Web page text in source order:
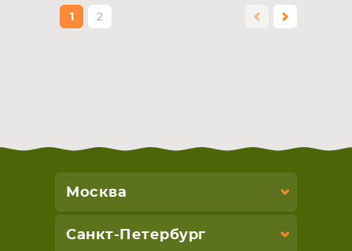
1 2
Москва
Санкт-Петербург